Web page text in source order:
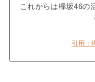
これからは欅坂46の
引用：